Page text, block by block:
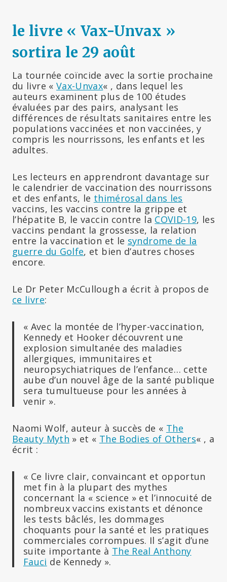
le livre « Vax-Unvax »
sortira le 29 août
La tournée coïncide avec la sortie prochaine
du livre « Vax-Unvax« , dans lequel les
auteurs examinent plus de 100 études
évaluées par des pairs, analysant les
différences de résultats sanitaires entre les
populations vaccinées et non vaccinées, y
compris les nourrissons, les enfants et les
adultes.
Les lecteurs en apprendront davantage sur
le calendrier de vaccination des nourrissons
et des enfants, le thimérosal dans les
vaccins, les vaccins contre la grippe et
l’hépatite B, le vaccin contre la COVID-19, les
vaccins pendant la grossesse, la relation
entre la vaccination et le syndrome de la
guerre du Golfe, et bien d’autres choses
encore.
Le Dr Peter McCullough a écrit à propos de
ce livre:
« Avec la montée de l’hyper-vaccination,
Kennedy et Hooker découvrent une
explosion simultanée des maladies
allergiques, immunitaires et
neuropsychiatriques de l’enfance… cette
aube d’un nouvel âge de la santé publique
sera tumultueuse pour les années à
venir ».
Naomi Wolf, auteur à succès de « The
Beauty Myth » et « The Bodies of Others« , a
écrit :
« Ce livre clair, convaincant et opportun
met fin à la plupart des mythes
concernant la « science » et l’innocuité de
nombreux vaccins existants et dénonce
les tests bâclés, les dommages
choquants pour la santé et les pratiques
commerciales corrompues. Il s’agit d’une
suite importante à The Real Anthony
Fauci de Kennedy ».